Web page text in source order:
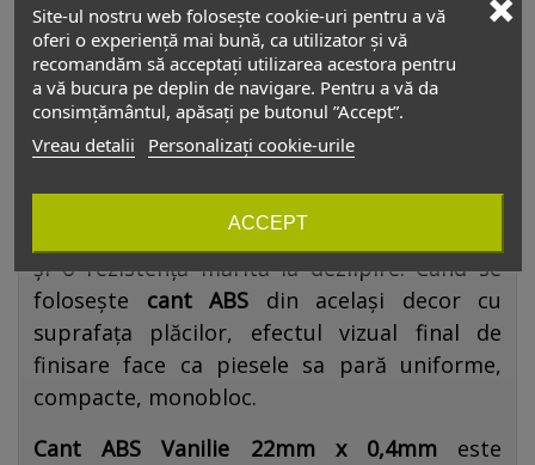
temperaturi domestice.
În industria mobilei,cantul ABSse aplică cu
ajutorul unui adeziv special preîncălzit, pe
mașini prevăzute cu freze ce sigură finisarea
aplicat. Acest proces asigură o etanșeitate
superioară a laturii pe care s-a aplicat cantul
și o rezistență mărită la dezlipire. Când se
folosește cant ABS din același decor cu
suprafața plăcilor, efectul vizual final de
finisare face ca piesele sa pară uniforme,
compacte, monobloc.
Cant ABS Vanilie 22mm x 0,4mm este
Site-ul nostru web folosește cookie-uri pentru a vă
oferi o experiență mai bună, ca utilizator și vă
recomandăm să acceptați utilizarea acestora pentru
a vă bucura pe deplin de navigare. Pentru a vă da
consimțământul, apăsați pe butonul ”Accept”.
Vreau detalii
Personalizați cookie-urile
ACCEPT